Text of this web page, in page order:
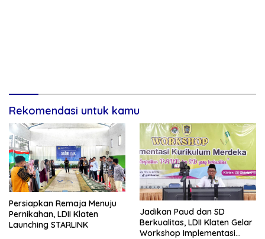
Rekomendasi untuk kamu
Persiapkan Remaja Menuju
Pernikahan, LDII Klaten
Launching STARLINK
Jadikan Paud dan SD
Berkualitas, LDII Klaten Gelar
Workshop Implementasi